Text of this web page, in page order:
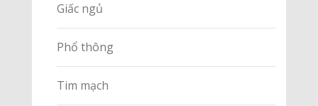
Giấc ngủ
Phổ thông
Tim mạch